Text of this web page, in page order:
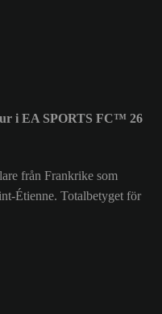
i EA SPORTS FC™ 26
från Frankrike som
Étienne. Totalbetyget för